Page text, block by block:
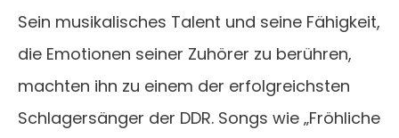
Sein musikalisches Talent und seine Fähigkeit,
die Emotionen seiner Zuhörer zu berühren,
machten ihn zu einem der erfolgreichsten
Schlagersänger der DDR. Songs wie „Fröhliche